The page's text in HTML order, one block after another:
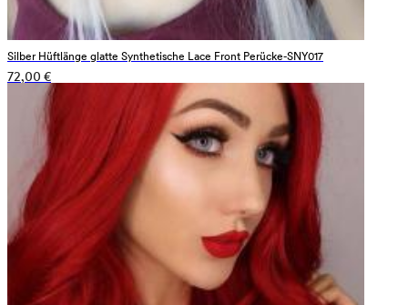
Silber Hüftlänge glatte Synthetische Lace Front Perücke-SNY017
72,00 €